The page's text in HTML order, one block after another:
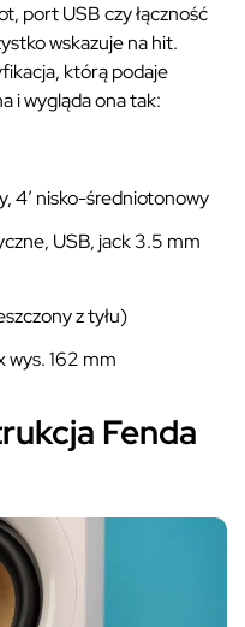
port USB czy łączność
wskazuje na hit.
którą podaje
i wygląda ona tak:
4’ nisko-średniotonowy
USB, jack 3.5 mm
z tyłu)
wys. 162 mm
Fenda